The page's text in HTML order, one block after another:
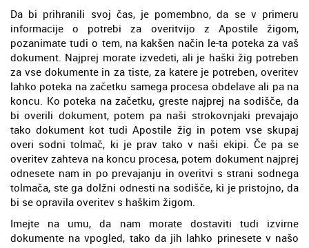
Da bi prihranili svoj čas, je pomembno, da se v primeru
informacije o potrebi za overitvijo z Apostile žigom,
pozanimate tudi o tem, na kakšen način le-ta poteka za vaš
dokument. Najprej morate izvedeti, ali je haški žig potreben
za vse dokumente in za tiste, za katere je potreben, overitev
lahko poteka na začetku samega procesa obdelave ali pa na
koncu. Ko poteka na začetku, greste najprej na sodišče, da
bi overili dokument, potem pa naši strokovnjaki prevajajo
tako dokument kot tudi Apostile žig in potem vse skupaj
overi sodni tolmač, ki je prav tako v naši ekipi. Če pa se
overitev zahteva na koncu procesa, potem dokument najprej
odnesete nam in po prevajanju in overitvi s strani sodnega
tolmača, ste ga dolžni odnesti na sodišče, ki je pristojno, da
bi se opravila overitev s haškim žigom.
Imejte na umu, da nam morate dostaviti tudi izvirne
dokumente na vpogled, tako da jih lahko prinesete v našo